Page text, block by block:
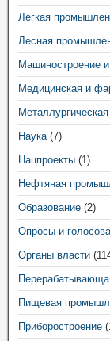
Легкая
Лесная
Машиностроение
Медицинская и
Наука(7)
Нацпроекты (1)
Нефтяная
Образование (2)
Опросы и
Органы власти
Пищевая
Приборостроение